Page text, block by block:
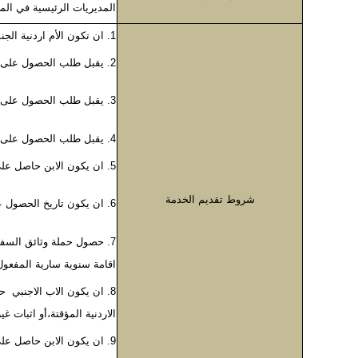
المديريات الرئيسية في
شروط تقديم الخدمة
1. ان تكون الأم اردنية الجنسية ولها رقم وطني وحاصلة على بطاقة شخصية.
2. يقبل طلب الحصول على البطاقة التعريفية للأبناء من الام الأردنية شخصياً.
3. يقبل طلب الحصول على البطاقة التعريفية للأبناء القاصرين في حالة وفاة الام من الولي / الوصي.
4. يقبل طلب الحصول على البطاقة التعريفية من الأبن البالغ في حالة وفاة الأم.
5. ان يكون الابن حاصل على اقامة مشروعة في المملكة كل حسب جنسيته.
6. ان يكون تاريخ الحصول على الجنسية الأردنية (تجنس الزوجات) قبل حدوث واقعات الولادة للابناء.
7. حصول حملة وثائق
اقامة سنوية سارية
8. ان يكون الاب
الاردنية المؤقتة،أو اثبات
9. ان يكون الابن حاصل